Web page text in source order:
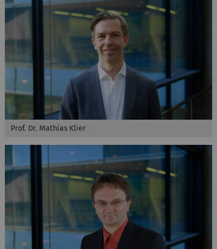
Prof. Dr. Mathias Klier